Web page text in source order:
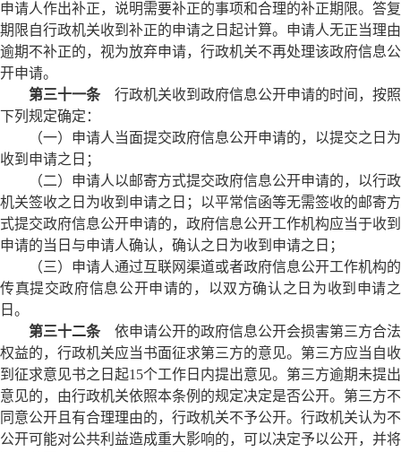
申请人作出补正，说明需要补正的事项和合理的补正期限。答复
期限自行政机关收到补正的申请之日起计算。申请人无正当理由
逾期不补正的，视为放弃申请，行政机关不再处理该政府信息公
开申请。
第三十一条行政机关收到政府信息公开申请的时间，按照
下列规定确定：
（一）申请人当面提交政府信息公开申请的，以提交之日为
收到申请之日；
（二）申请人以邮寄方式提交政府信息公开申请的，以行政
机关签收之日为收到申请之日；以平常信函等无需签收的邮寄方
式提交政府信息公开申请的，政府信息公开工作机构应当于收到
申请的当日与申请人确认，确认之日为收到申请之日；
（三）申请人通过互联网渠道或者政府信息公开工作机构的
传真提交政府信息公开申请的，以双方确认之日为收到申请之
日。
第三十二条依申请公开的政府信息公开会损害第三方合法
权益的，行政机关应当书面征求第三方的意见。第三方应当自收
到征求意见书之日起15个工作日内提出意见。第三方逾期未提出
意见的，由行政机关依照本条例的规定决定是否公开。第三方不
同意公开且有合理理由的，行政机关不予公开。行政机关认为不
公开可能对公共利益造成重大影响的，可以决定予以公开，并将